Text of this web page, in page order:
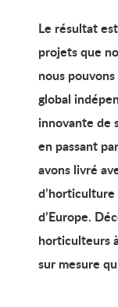
Le résultat
projets que
nous
global
innovante de
en passant
avons livré
d’horticulture
d’Europe.
horticulteurs
sur mesure